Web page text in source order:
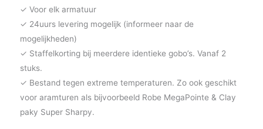
✓ Voor elk armatuur
✓ 24uurs levering mogelijk (informeer naar de
mogelijkheden)
✓ Staffelkorting bij meerdere identieke gobo’s. Vanaf 2
stuks.
✓ Bestand tegen extreme temperaturen. Zo ook geschikt
voor aramturen als bijvoorbeeld Robe MegaPointe & Clay
paky Super Sharpy.